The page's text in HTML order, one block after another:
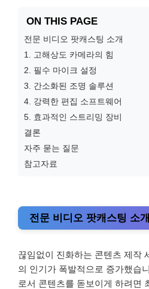
ON THIS PAGE
전문 비디오 팟캐스팅 소개
1. 고해상도 카메라의 힘
2. 필수 마이크 설정
3. 간소화된 조명 솔루션
4. 강력한 편집 소프트웨어
5. 효과적인 스트리밍 장비
결론
자주 묻는 질문
참고자료
전문 비디오 팟캐스팅 소개
끊임없이 진화하는 콘텐츠 제작
의 인기가 폭발적으로 증가했습
로서 콘텐츠를 돋보이게 하려면